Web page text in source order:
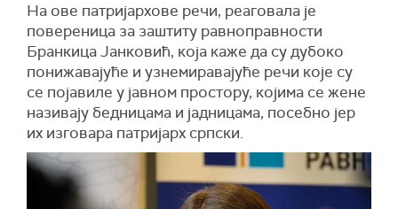
На ове патријархове речи, реаговала је
повереница за заштиту равноправности
Бранкица Јанковић, која каже да су дубоко
понижавајуће и узнемиравајуће речи које су
се појавиле у јавном простору, којима се жене
називају бедницама и јадницама, посебно јер
их изговара патријарх српски.